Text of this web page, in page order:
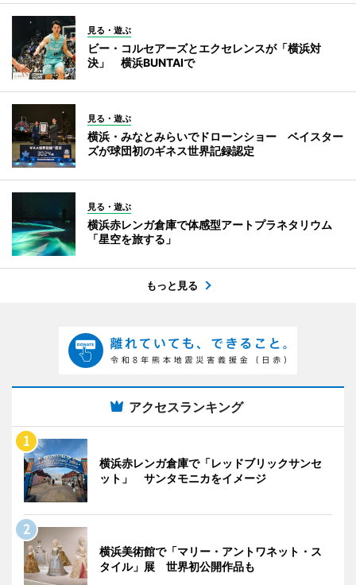
見る・遊ぶ
ビー・コルセアーズとエクセレンスが「横浜対
決」 横浜BUNTAIで
見る・遊ぶ
横浜・みなとみらいでドローンショー ベイスター
ズが球団初のギネス世界記録認定
見る・遊ぶ
横浜赤レンガ倉庫で体感型アートプラネタリウム
「星空を旅する」
もっと見る
アクセスランキング
横浜赤レンガ倉庫で「レッドブリックサンセ
ット」 サンタモニカをイメージ
横浜美術館で「マリー・アントワネット・ス
タイル」展 世界初公開作品も